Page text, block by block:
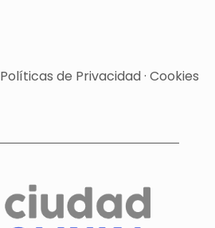
Políticas de Privacidad· Cookies